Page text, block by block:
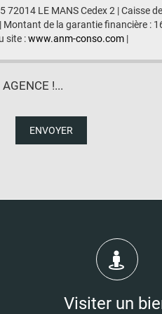
72014 LE MANS Cedex 2 | Caisse
Montant de la garantie financière :
site :www.anm-conso.com |
!...
ENVOYER
Visiter un